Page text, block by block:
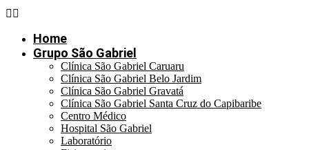
Home
Grupo São Gabriel
Clínica São Gabriel Caruaru
Clínica São Gabriel Belo Jardim
Clínica São Gabriel Gravatá
Clínica São Gabriel Santa Cruz do Capibaribe
Centro Médico
Hospital São Gabriel
Laboratório